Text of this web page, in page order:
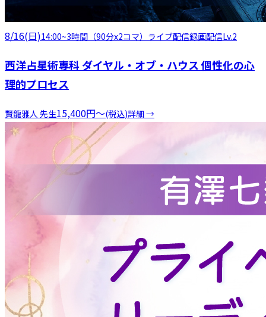
8/16(日)14:00~3時間（90分x2コマ） ライブ配信録画配信Lv.2
西洋占星術専科 ダイヤル・オブ・ハウス 個性化の心
理的プロセス
賢龍雅人 先生15,400円〜(税込)詳細 →